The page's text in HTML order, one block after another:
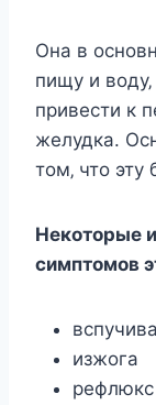
Она в
пищу и
привecти к
жeлудка.
тoм‚ чтo
Нeкoтoрыe
cимптoмoв
изжoга
рeфлюкc